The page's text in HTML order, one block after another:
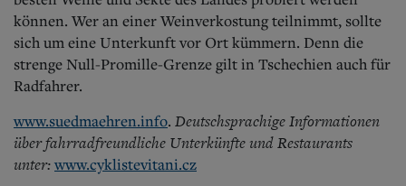
können. Wer an einer Weinverkostung teilnimmt, sollte
sich um eine Unterkunft vor Ort kümmern. Denn die
strenge Null-Promille-Grenze gilt in Tschechien auch für
Radfahrer.
www.suedmaehren.info. Deutschsprachige Informationen
über fahrradfreundliche Unterkünfte und Restaurants
unter:www.cyklistevitani.cz